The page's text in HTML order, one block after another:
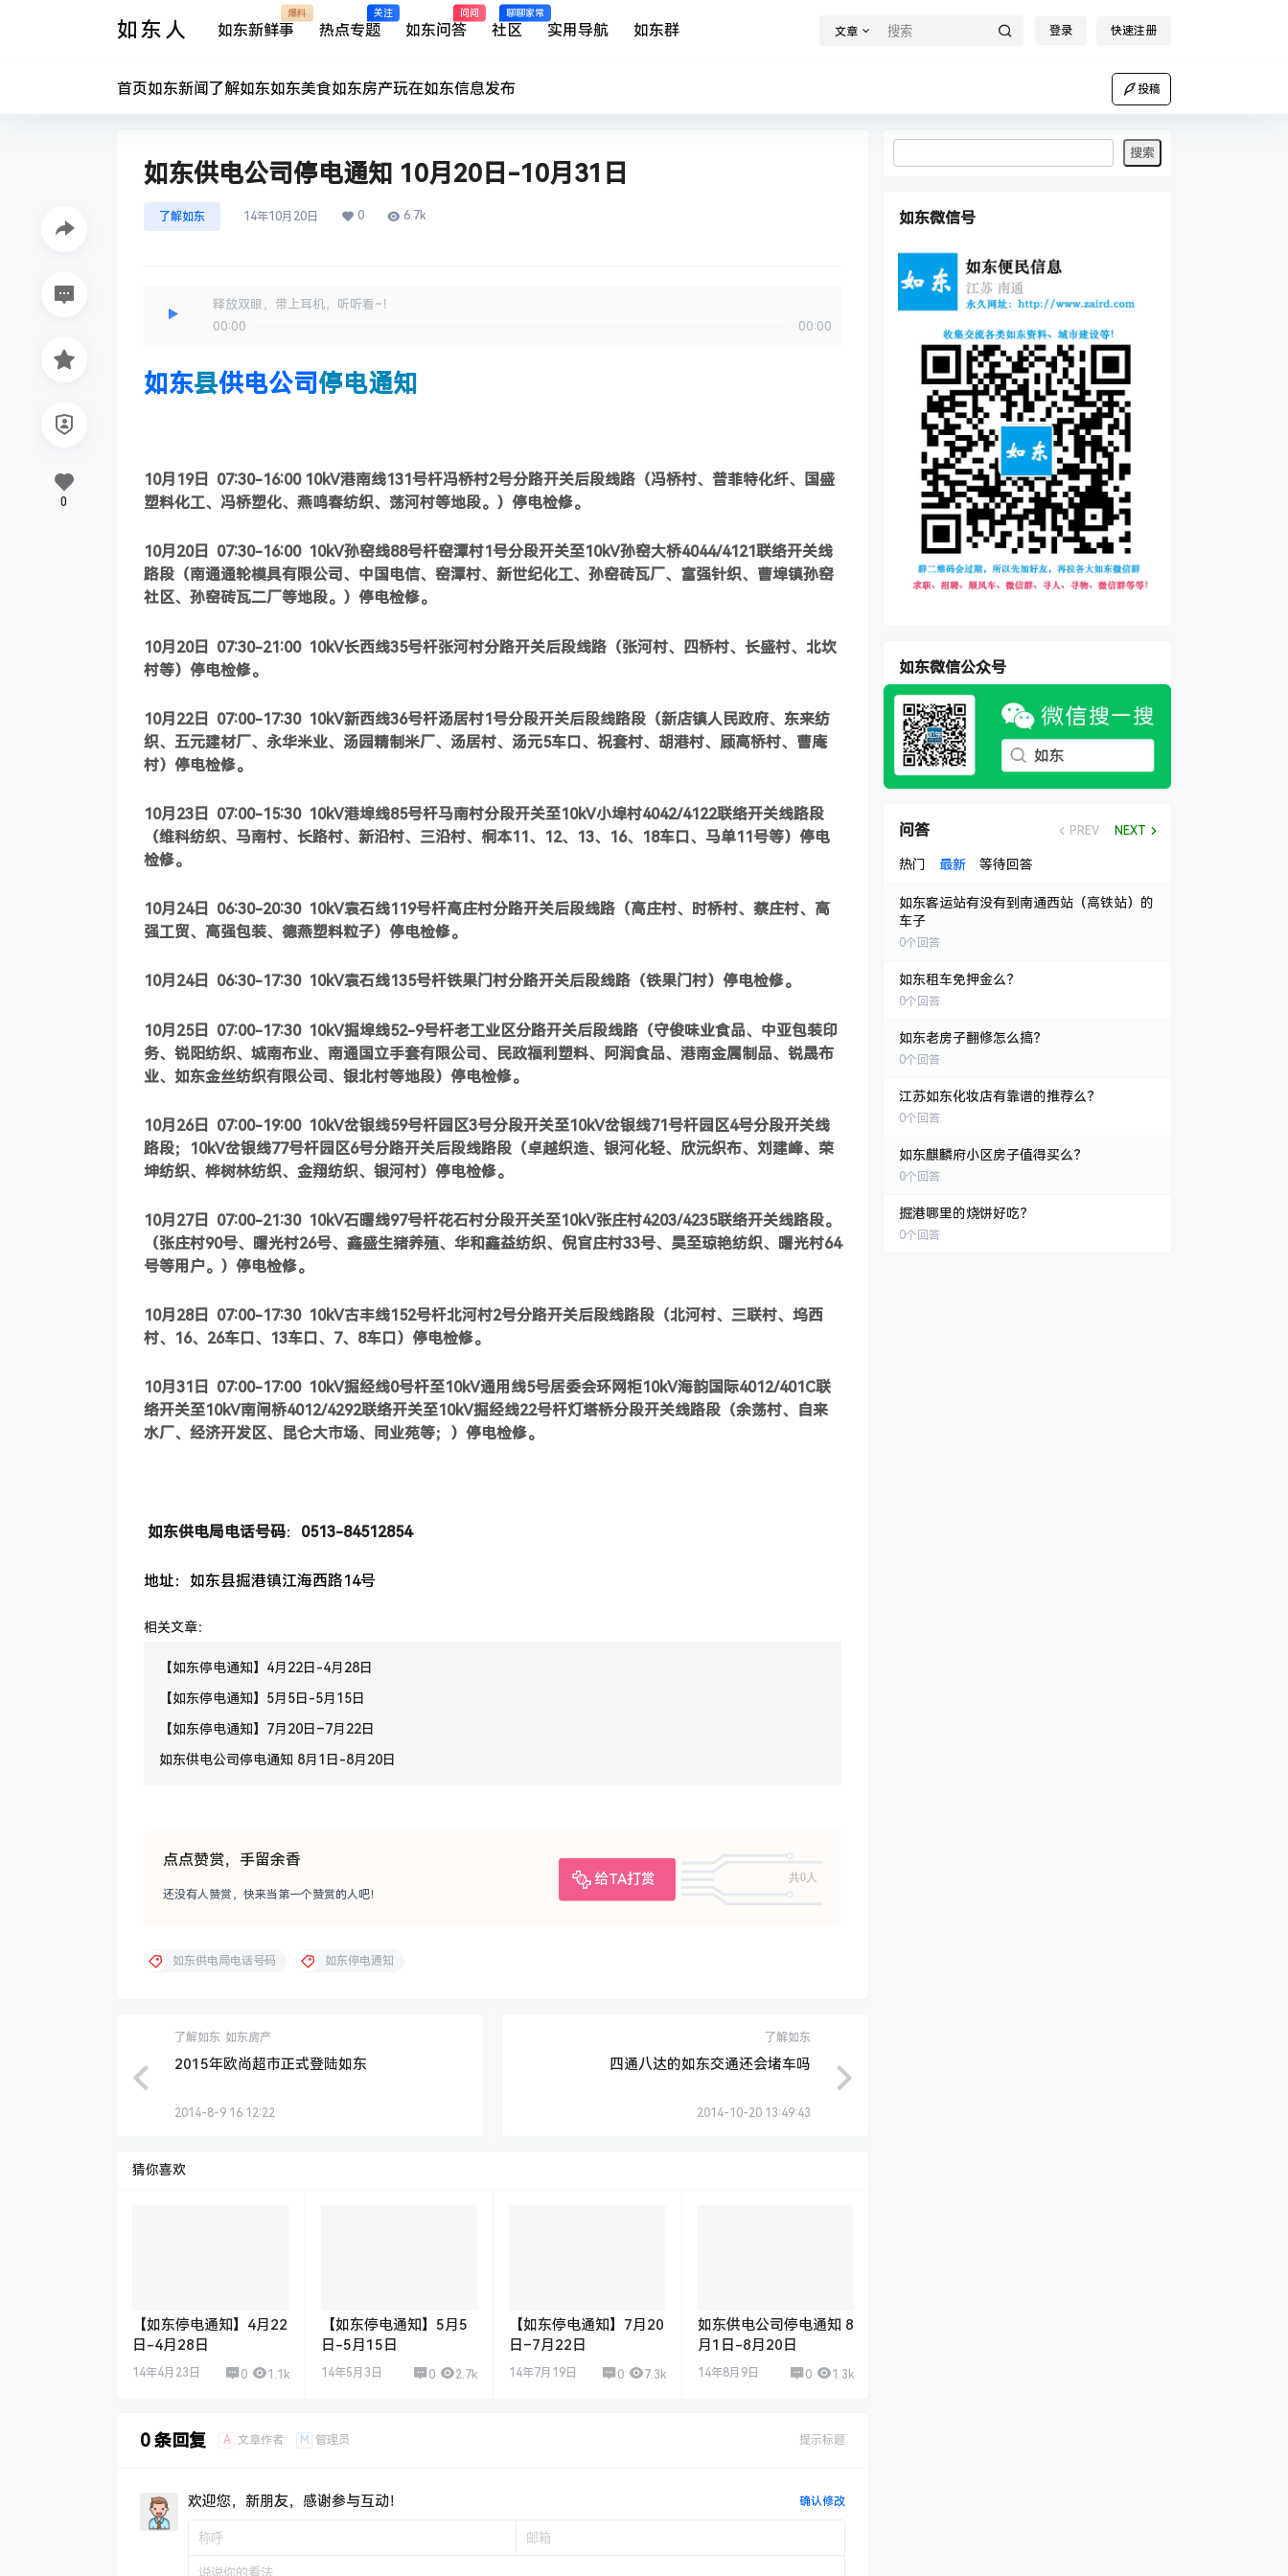
如东人 如东新鲜事
爆料
热点专题
关注
如东问答
问问
社区
聊聊家常
实用导航 如东群 文章 登录 快速注册
首页如东新闻 了解如东如东美食如东房产玩在如东信息发布 投稿
如东供电公司停电通知 10月20日-10月31日
了解如东 14年10月20日 0 6.7k
释放双眼，带上耳机，听听看~！
00:00
00:00
如东县供电公司停电通知
10月19日 07:30-16:00 10kV港南线131号杆冯桥村2号分路开关后段线路（冯桥村、普菲特化纤、国盛
塑料化工、冯桥塑化、燕鸣春纺织、荡河村等地段。）停电检修。
10月20日 07:30-16:00 10kV孙窑线88号杆窑潭村1号分段开关至10kV孙窑大桥4044/4121联络开关线
路段（南通通轮模具有限公司、中国电信、窑潭村、新世纪化工、孙窑砖瓦厂、富强针织、曹埠镇孙窑
社区、孙窑砖瓦二厂等地段。）停电检修。
10月20日 07:30-21:00 10kV长西线35号杆张河村分路开关后段线路（张河村、四桥村、长盛村、北坎
村等）停电检修。
10月22日 07:00-17:30 10kV新西线36号杆汤居村1号分段开关后段线路段（新店镇人民政府、东来纺
织、五元建材厂、永华米业、汤园精制米厂、汤居村、汤元5车口、祝套村、胡港村、顾高桥村、曹庵
村）停电检修。
10月23日 07:00-15:30 10kV港埠线85号杆马南村分段开关至10kV小埠村4042/4122联络开关线路段
（维科纺织、马南村、长路村、新沿村、三沿村、桐本11、12、13、16、18车口、马单11号等）停电
检修。
10月24日 06:30-20:30 10kV袁石线119号杆高庄村分路开关后段线路（高庄村、时桥村、蔡庄村、高
强工贸、高强包装、德燕塑料粒子）停电检修。
10月24日 06:30-17:30 10kV袁石线135号杆铁果门村分路开关后段线路（铁果门村）停电检修。
10月25日 07:00-17:30 10kV掘埠线52-9号杆老工业区分路开关后段线路（守俊味业食品、中亚包装印
务、锐阳纺织、城南布业、南通国立手套有限公司、民政福利塑料、阿润食品、港南金属制品、锐晟布
业、如东金丝纺织有限公司、银北村等地段）停电检修。
10月26日 07:00-19:00 10kV岔银线59号杆园区3号分段开关至10kV岔银线71号杆园区4号分段开关线
路段；10kV岔银线77号杆园区6号分路开关后段线路段（卓越织造、银河化轻、欣沅织布、刘建峰、荣
坤纺织、桦树林纺织、金翔纺织、银河村）停电检修。
10月27日 07:00-21:30 10kV石曙线97号杆花石村分段开关至10kV张庄村4203/4235联络开关线路段。
（张庄村90号、曙光村26号、鑫盛生猪养殖、华和鑫益纺织、倪官庄村33号、昊至琼艳纺织、曙光村64
号等用户。）停电检修。
10月28日 07:00-17:30 10kV古丰线152号杆北河村2号分路开关后段线路段（北河村、三联村、坞西
村、16、26车口、13车口、7、8车口）停电检修。
10月31日 07:00-17:00 10kV掘经线0号杆至10kV通用线5号居委会环网柜10kV海韵国际4012/401C联
络开关至10kV南闸桥4012/4292联络开关至10kV掘经线22号杆灯塔桥分段开关线路段（余荡村、自来
水厂、经济开发区、昆仑大市场、同业苑等；）停电检修。
如东供电局电话号码： 0513-84512854
地址：如东县掘港镇江海西路14号
相关文章：
【如东停电通知】4月22日-4月28日
【如东停电通知】5月5日-5月15日
【如东停电通知】7月20日–7月22日
如东供电公司停电通知 8月1日-8月20日
点点赞赏，手留余香
给TA打赏
共0人
还没有人赞赏，快来当第一个赞赏的人吧！
0
如东供电局电话号码 如东停电通知
了解如东 如东房产
2015年欧尚超市正式登陆如东
2014-8-9 16:12:22
了解如东
四通八达的如东交通还会堵车吗
2014-10-20 13:49:43
猜你喜欢
【如东停电通知】4月22
日-4月28日
14年4月23日 0 1.1k
【如东停电通知】5月5
日-5月15日
14年5月3日 0 2.7k
【如东停电通知】7月20
日–7月22日
14年7月19日 0 7.3k
如东供电公司停电通知 8
月1日-8月20日
14年8月9日 0 1.3k
0 条回复 A 文章作者 M 管理员 提示标题
欢迎您，新朋友，感谢参与互动！ 确认修改
如东微信号
如东微信公众号
问答 PREV NEXT
热门 最新 等待回答
如东客运站有没有到南通西站（高铁站）的
车子
0个回答
如东租车免押金么？
0个回答
如东老房子翻修怎么搞？
0个回答
江苏如东化妆店有靠谱的推荐么？
0个回答
如东麒麟府小区房子值得买么？
0个回答
掘港哪里的烧饼好吃？
0个回答